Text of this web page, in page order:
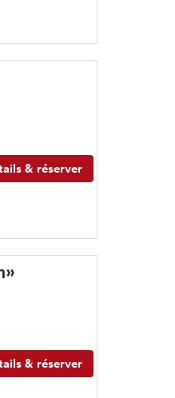
& réserver
& réserver